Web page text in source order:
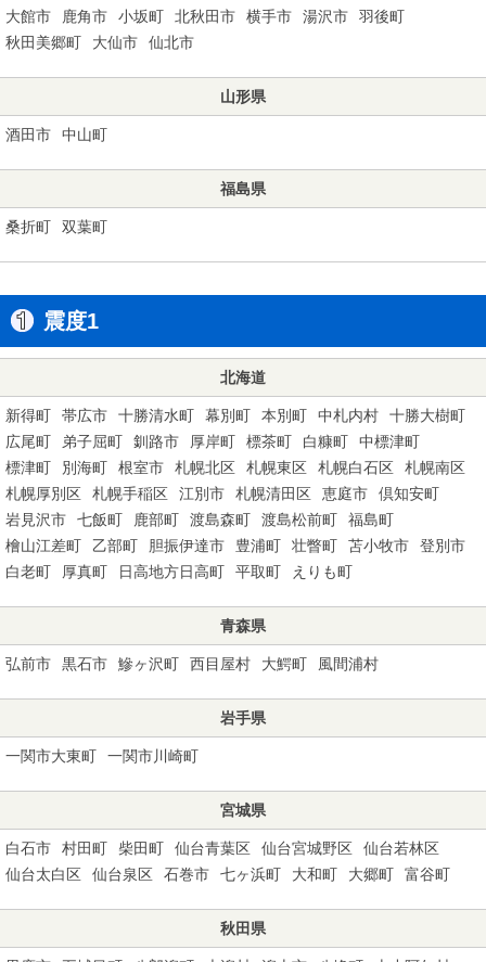
大館市
鹿角市 小坂町 北秋田市 横手市 湯沢市
羽後町
秋田美郷町
大仙市 仙北市
山形県
酒田市 中山町
福島県
桑折町 双葉町
震度1
北海道
新得町 帯広市 十勝清水町 幕別町 本別町 中札内村
十勝大樹町
広尾町
弟子屈町 釧路市 厚岸町 標茶町 白糠町
中標津町
標津町
別海町 根室市 札幌北区 札幌東区 札幌白石区
札幌南区
札幌厚別区
札幌手稲区 江別市 札幌清田区 恵庭市
倶知安町
岩見沢市
七飯町 鹿部町 渡島森町 渡島松前町
福島町
檜山江差町
乙部町 胆振伊達市 豊浦町 壮瞥町 苫小牧市
登別市
白老町
厚真町 日高地方日高町 平取町 えりも町
青森県
弘前市 黒石市 鰺ヶ沢町 西目屋村 大鰐町 風間浦村
岩手県
一関市大東町 一関市川崎町
宮城県
白石市 村田町 柴田町 仙台青葉区 仙台宮城野区
仙台若林区
仙台太白区
仙台泉区 石巻市 七ヶ浜町 大和町 大郷町 富谷町
秋田県